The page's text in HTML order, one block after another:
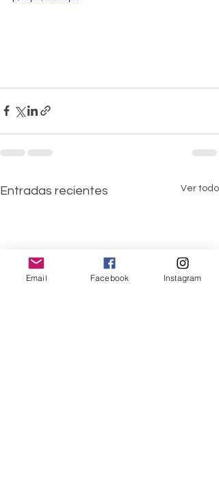
Entradas recientes Ver todo
Email Facebook Instagram